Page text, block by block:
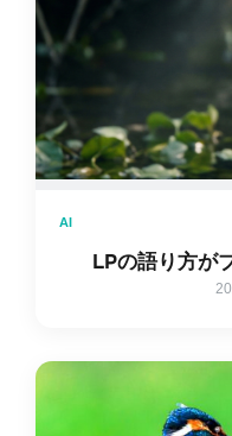
AI
LPの語り方が